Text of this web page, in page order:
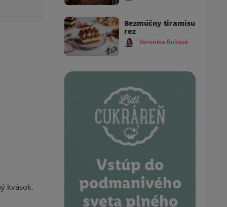
kvások.
Bezmúčny tiramisu
rez
Veronika Bušová
Vstúp do
podmanivého
sveta plného